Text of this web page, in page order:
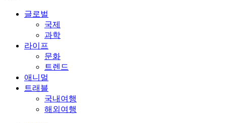
글로벌
국제
과학
라이프
문화
트렌드
애니멀
트래블
국내여행
해외여행